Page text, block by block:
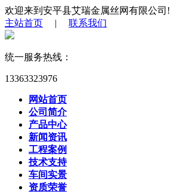
欢迎来到安平县艾瑞金属丝网有限公司!
主站首页 | 联系我们
统一服务热线：
13363323976
网站首页
公司简介
产品中心
新闻资讯
工程案例
技术支持
车间实景
资质荣誉